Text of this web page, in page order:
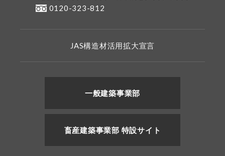
0120-323-812
JAS構造材活用拡大宣言
一般建築事業部
畜産建築事業部 特設サイト